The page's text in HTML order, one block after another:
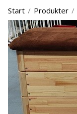
Start / Produkter /